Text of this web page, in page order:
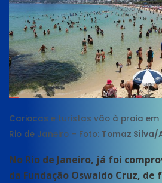
Cariocas e turistas vão à praia
Rio de Janeiro – Foto: Tomaz Silva/
No Rio de Janeiro, já foi
da Fundação Oswaldo Cruz, de